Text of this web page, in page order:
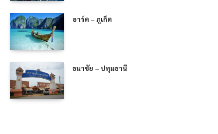
อาร์ต – ภูเก็ต
ธนาชัย – ปทุมธานี